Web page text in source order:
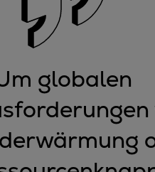
globalen